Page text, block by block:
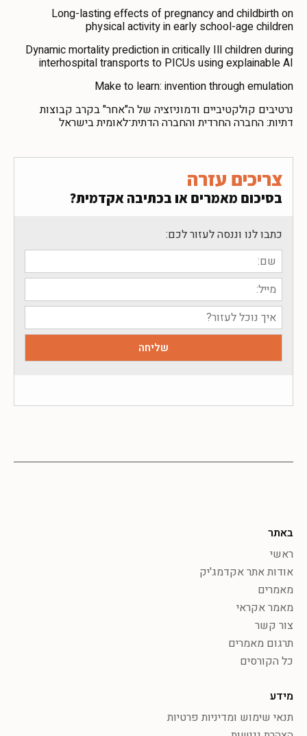
Long-lasting effects of pregnancy and childbirth on
physical activity in early school-age children
Dynamic mortality prediction in critically Ill children during
interhospital transports to PICUs using explainable AI
Make to learn: invention through emulation
נרטיבים קולקטיביים ודמוניזציה של ה"אחר" בקרב קבוצות
דתיות: החברה החרדית והחברה הדתית־לאומית בישראל
צריכים עזרה
בסיכום מאמרים או בכתיבה אקדמית?
כתבו לנו וננסה לעזור לכם:
באתר
ראשי
אודות אתר אקדמג'יק
מאמרים
מאמר אקראי
צור קשר
תרגום מאמרים
כל הקורסים
מידע
תנאי שימוש ומדיניות פרטיות